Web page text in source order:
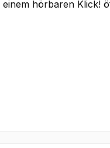
hörbaren